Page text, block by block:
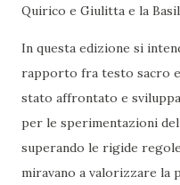
Quirico e Giulitta e la
In questa edizione si
rapporto fra testo sacro e
stato affrontato e
per le sperimentazioni
superando le rigide
miravano a valorizzare la